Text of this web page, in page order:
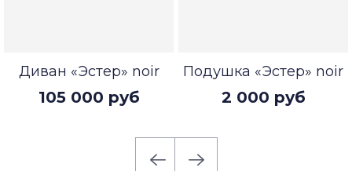
Диван «Эстер» noir
105 000 руб
Подушка «Эстер» noir
2 000 руб